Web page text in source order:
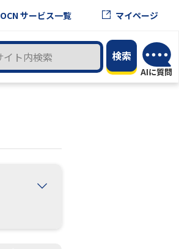
OCN サービス一覧 マイページ